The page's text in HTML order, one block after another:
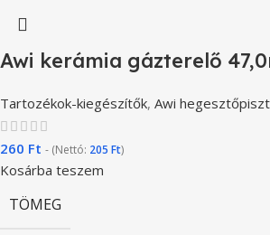
Awi kerámia gázterelő
Tartozékok-kiegészítők, Awi
260 Ft - (Nettó: 205 Ft)
Kosárba teszem
TÖMEG